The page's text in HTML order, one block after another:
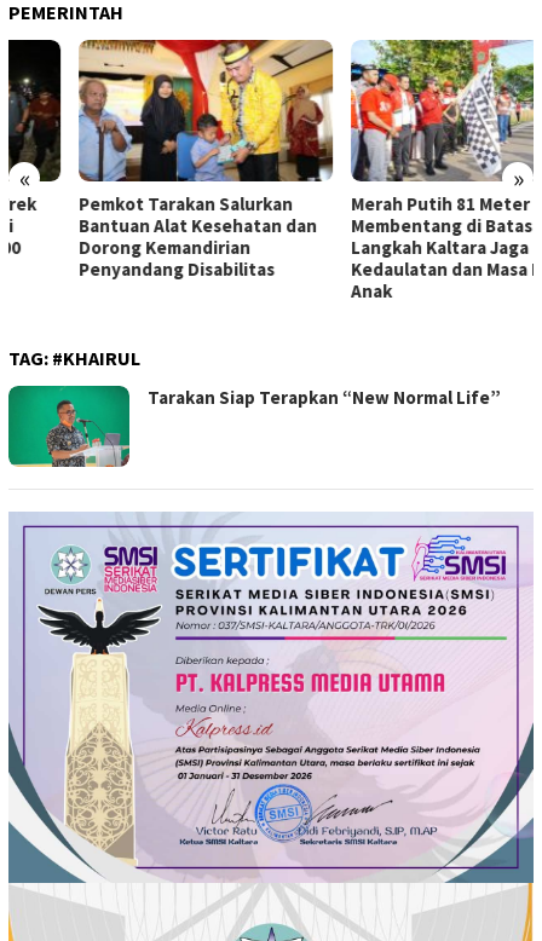
PEMERINTAH
« »
Pemkot Tarakan Salurkan
Bantuan Alat Kesehatan dan
Dorong Kemandirian
Penyandang Disabilitas
Merah Putih 81 Meter
Membentang di Batas Negeri:
Langkah Kaltara Jaga
Kedaulatan dan Masa Depan
TAG: #KHAIRUL
Tarakan Siap Terapkan “New Normal Life”